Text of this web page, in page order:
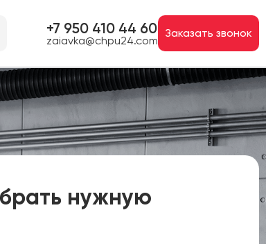
+7 950 410 44 60
zaiavka@chpu24.com
Заказать звонок
нужную